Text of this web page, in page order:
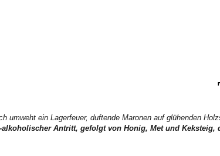
umweht ein Lagerfeuer, duftende Maronen auf glühenden
Antritt, gefolgt von Honig, Met und